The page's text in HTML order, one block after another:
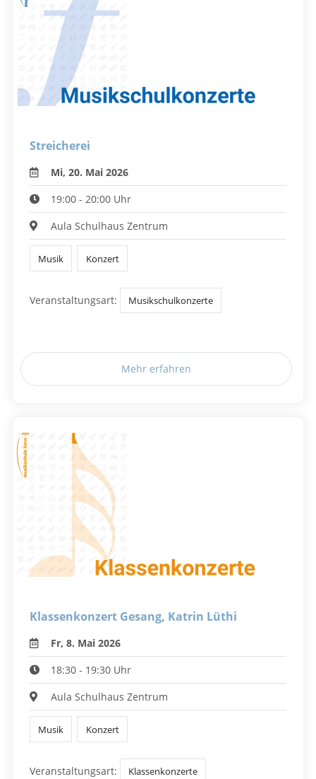
Streicherei
Mi, 20. Mai 2026
19:00 - 20:00 Uhr
Aula Schulhaus Zentrum
Musik Konzert
Veranstaltungsart: Musikschulkonzerte
Mehr erfahren
Klassenkonzert Gesang, Katrin Lüthi
Fr, 8. Mai 2026
18:30 - 19:30 Uhr
Aula Schulhaus Zentrum
Musik Konzert
Veranstaltungsart: Klassenkonzerte